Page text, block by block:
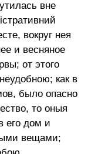
вне
вокруг нея
и весняное
от этого
как в
было опасно
то оныя
его дом и
вещами;